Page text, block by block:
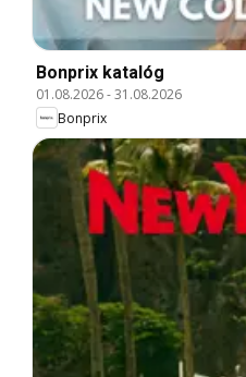
Bonprix katalóg
01.08.2026-31.08.2026
Bonprix